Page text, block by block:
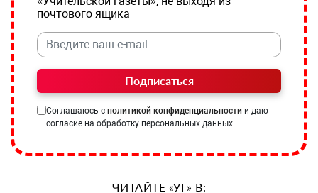
почтового ящика
Подписаться
Соглашаюсь с политикой конфиденциальности и даю
согласие на обработку персональных данных
ЧИТАЙТЕ «УГ» В: